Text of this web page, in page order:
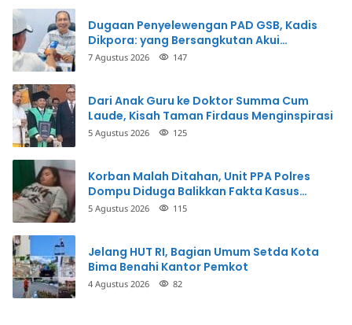
Dugaan Penyelewengan PAD GSB, Kadis
Dikpora: yang Bersangkutan Akui
Perbuatannya dan Siap Mengembalikan
7 Agustus 2026 147
Dari Anak Guru ke Doktor Summa Cum
Laude, Kisah Taman Firdaus Menginspirasi
5 Agustus 2026 125
Korban Malah Ditahan, Unit PPA Polres
Dompu Diduga Balikkan Fakta Kasus
Penganiayaan
5 Agustus 2026 115
Jelang HUT RI, Bagian Umum Setda Kota
Bima Benahi Kantor Pemkot
4 Agustus 2026 82